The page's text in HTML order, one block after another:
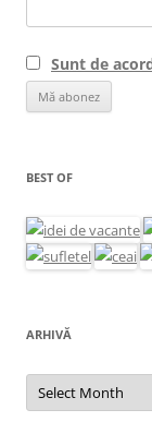
Sunt de
BEST OF
ARHIVĂ
Arhivă